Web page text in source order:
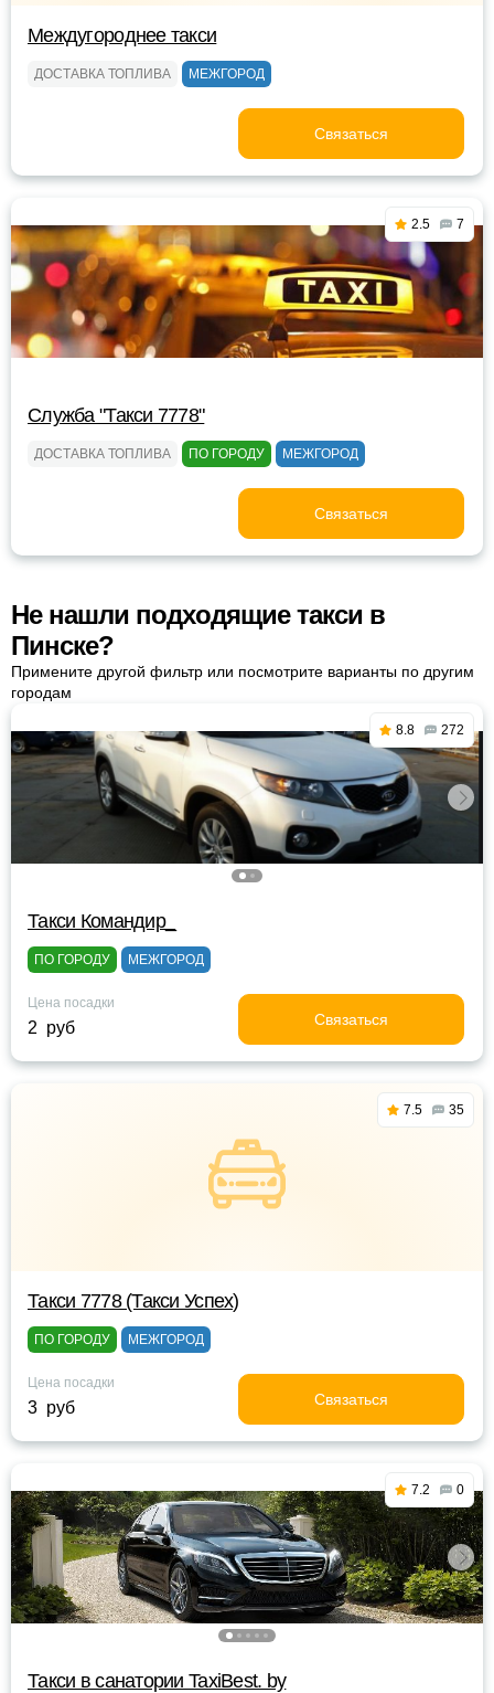
Междугороднее такси
ДОСТАВКА ТОПЛИВА МЕЖГОРОД
Связаться
2.5 7
Служба "Такси 7778"
ДОСТАВКА ТОПЛИВА ПО ГОРОДУ МЕЖГОРОД
Связаться
Не нашли подходящие такси в
Пинске?
Примените другой фильтр или посмотрите варианты по другим
городам
8.8 272
Такси Командир_
ПО ГОРОДУ МЕЖГОРОД
Цена посадки
2 руб Связаться
7.5 35
Такси 7778 (Такси Успех)
ПО ГОРОДУ МЕЖГОРОД
Цена посадки
3 руб Связаться
7.2 0
Такси в санатории TaxiBest. by